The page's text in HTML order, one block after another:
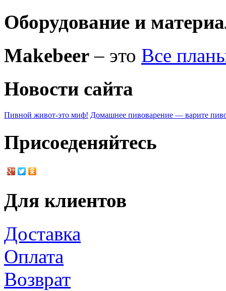
Оборудование и
Makebeer – это Все
Новости сайта
Пивной живот-это миф! Домашнее пивоварение — варите
Присоеденяйтесь
Для клиентов
Доставка
Оплата
Возврат